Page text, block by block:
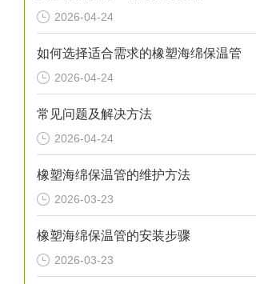
2026-04-24
如何选择适合需求的橡塑海绵保温管
2026-04-24
常见问题及解决方法
2026-04-24
橡塑海绵保温管的维护方法
2026-03-23
橡塑海绵保温管的安装步骤
2026-03-23